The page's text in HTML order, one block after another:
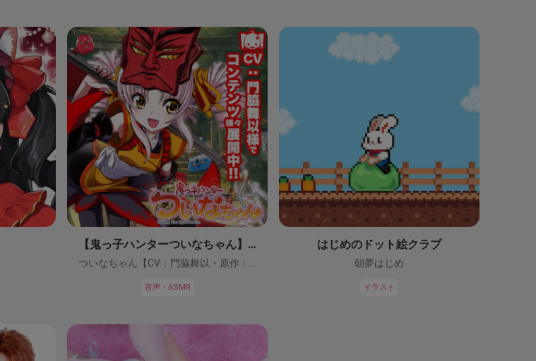
【鬼っ子ハンターついなちゃん】（CV：門脇舞以）プロジェクト！
音声・ASMR
はじめのドット絵クラブ
朝夢はじめ
イラスト